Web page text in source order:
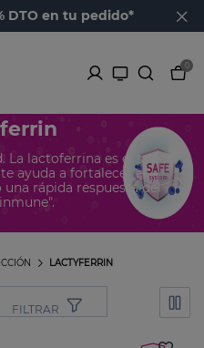
DTO en tu pedido*
0
La lactoferrina es el super
ayuda a fortalecer el
rápida respuesta del
LACTYFERRIN
FILTRAR